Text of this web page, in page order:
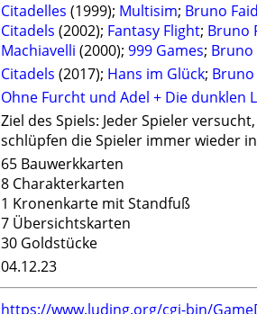
Citadelles (1999); Multisim; Bruno
Citadels (2002); Fantasy Flight; Bruno
Machiavelli (2000); 999 Games; Bruno
Citadels (2017); Hans im Glück;
Ohne Furcht und Adel + Die dunklen
Ziel des Spiels: Jeder Spieler
schlüpfen die Spieler immer wieder
65 Bauwerkkarten
8 Charakterkarten
1 Kronenkarte mit Standfuß
7 Übersichtskarten
30 Goldstücke
04.12.23
https://www.luding.org/cgi-bin/